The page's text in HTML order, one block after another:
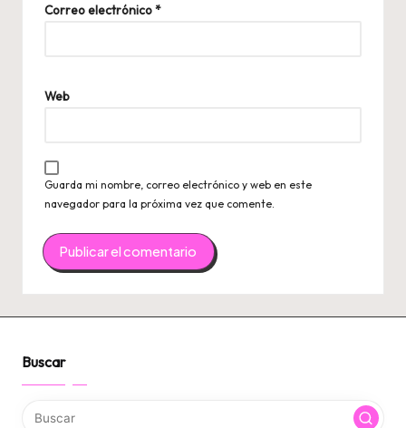
Correo electrónico*
Web
Guarda mi nombre, correo electrónico y web en este
navegador para la próxima vez que comente.
Buscar